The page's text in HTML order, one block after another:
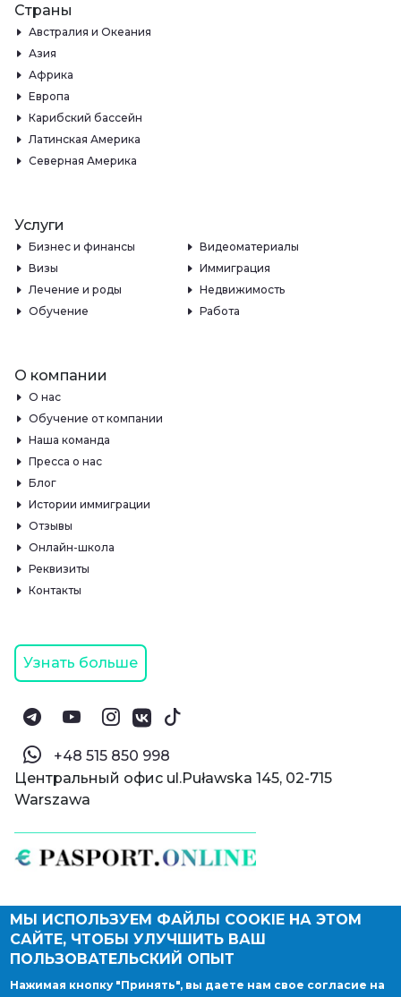
© Паспорт Онлайн 2019—2026
Политика конфиденциальности
Оферта и конфиденциальность:РФ
Правовые документы
Страны
Австралия и Океания
Азия
Африка
Европа
Карибский бассейн
Латинская Америка
Северная Америка
Услуги
Бизнес и финансы
Видеоматериалы
Визы
Иммиграция
Лечение и роды
Недвижимость
Обучение
Работа
О компании
О нас
Обучение от компании
Наша команда
Пресса о нас
Блог
Истории иммиграции
Отзывы
Онлайн-школа
Реквизиты
Контакты
Узнать больше
‪+48 515 850 998‬
Центральный офис ul.Puławska 145, 02-715
Warszawa
МЫ ИСПОЛЬЗУЕМ ФАЙЛЫ COOKIE НА ЭТОМ
САЙТЕ, ЧТОБЫ УЛУЧШИТЬ ВАШ
ПОЛЬЗОВАТЕЛЬСКИЙ ОПЫТ
Нажимая кнопку "Принять", вы даете нам свое согласие на